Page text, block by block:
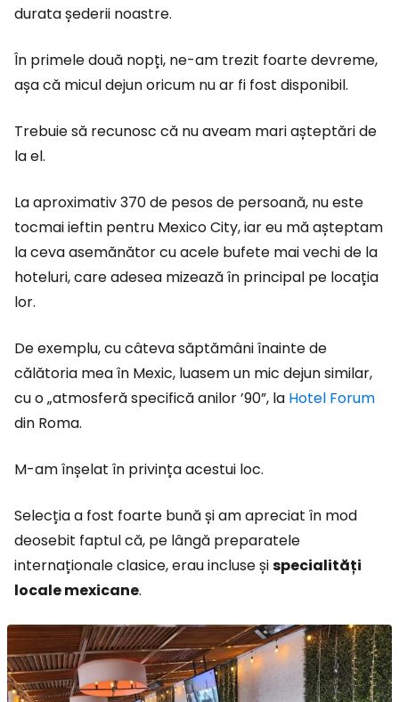
durata șederii noastre.
În primele două nopți, ne-am trezit foarte devreme,
așa că micul dejun oricum nu ar fi fost disponibil.
Trebuie să recunosc că nu aveam mari așteptări de
la el.
La aproximativ 370 de pesos de persoană, nu este
tocmai ieftin pentru Mexico City, iar eu mă așteptam
la ceva asemănător cu acele bufete mai vechi de la
hoteluri, care adesea mizează în principal pe locația
lor.
De exemplu, cu câteva săptămâni înainte de
călătoria mea în Mexic, luasem un mic dejun similar,
cu o „atmosferă specifică anilor ’90”, la Hotel Forum
din Roma.
M-am înșelat în privința acestui loc.
Selecția a fost foarte bună și am apreciat în mod
deosebit faptul că, pe lângă preparatele
internaționale clasice, erau incluse șispecialități
locale mexicane.